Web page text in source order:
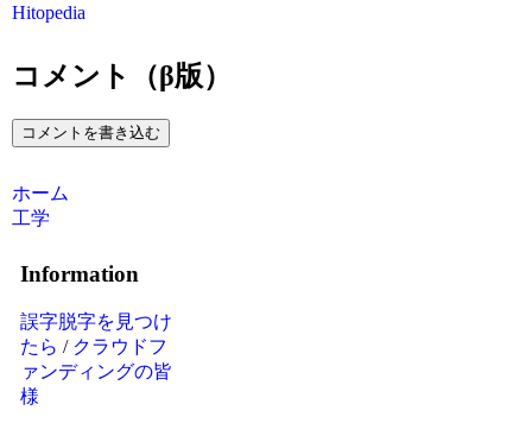
Hitopedia
コメント（β版）
コメントを書き込む
ホーム
工学
Information
誤字脱字を見つけ
たら / クラウドフ
ァンディングの皆
様